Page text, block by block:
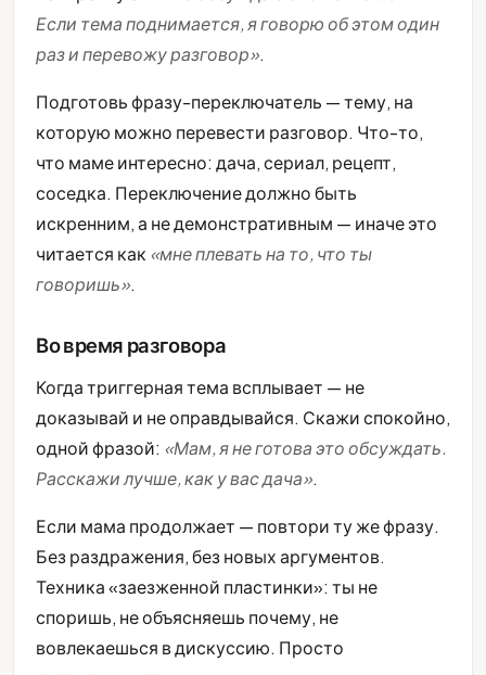
Если тема поднимается, я говорю об этом один
раз и перевожу разговор».
Подготовь фразу-переключатель — тему, на
которую можно перевести разговор. Что-то,
что маме интересно: дача, сериал, рецепт,
соседка. Переключение должно быть
искренним, а не демонстративным — иначе это
читается как «мне плевать на то, что ты
говоришь».
Во время разговора
Когда триггерная тема всплывает — не
доказывай и не оправдывайся. Скажи спокойно,
одной фразой: «Мам, я не готова это обсуждать.
Расскажи лучше, как у вас дача».
Если мама продолжает — повтори ту же фразу.
Без раздражения, без новых аргументов.
Техника «заезженной пластинки»: ты не
споришь, не объясняешь почему, не
вовлекаешься в дискуссию. Просто